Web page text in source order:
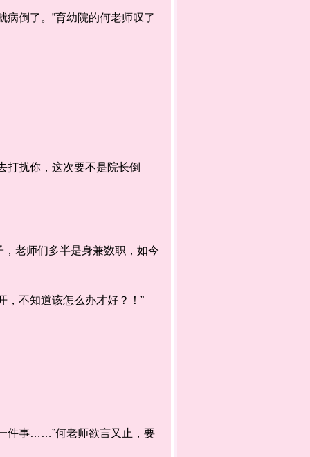
倒了。”育幼院的何老师叹了
扰你，这次要不是院长倒
老师们多半是身兼数职，如今
不知道该怎么办才好？！”
件事……”何老师欲言又止，要